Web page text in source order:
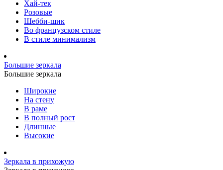
Хай-тек
Розовые
Шебби-шик
Во французском стиле
В стиле минимализм
Большие зеркала
Большие зеркала
Широкие
На стену
В раме
В полный рост
Длинные
Высокие
Зеркала в прихожую